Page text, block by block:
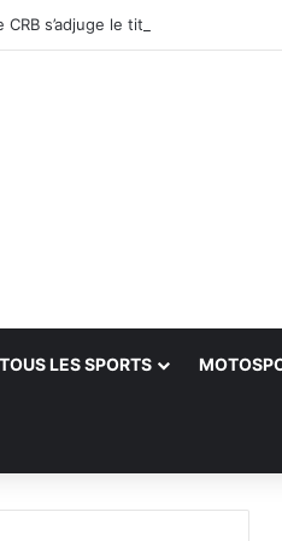
s’adjuge le titre
TOUS LES SPORTS